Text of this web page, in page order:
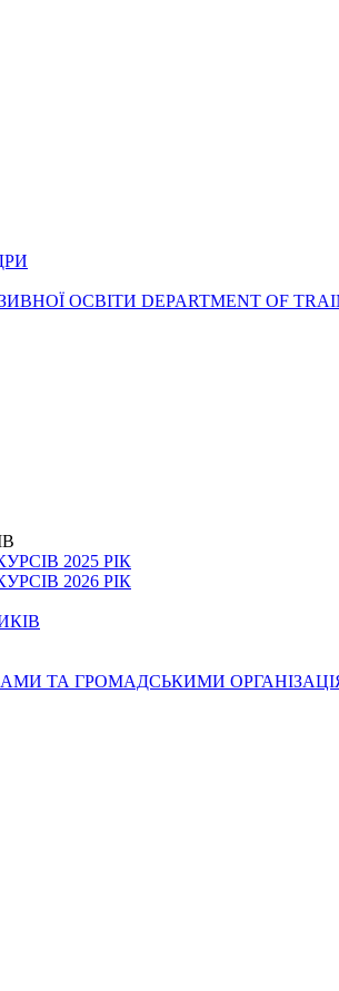
DEPARTMENT OF
2025 РІК
2026 РІК
ТА ГРОМАДСЬКИМИ